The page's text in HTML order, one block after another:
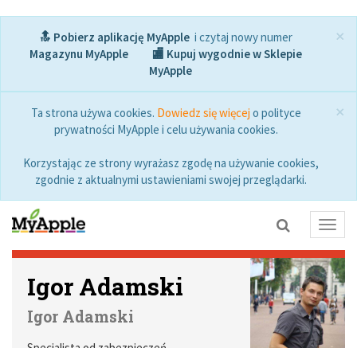
×
🔝 Pobierz aplikację MyApple i czytaj nowy numer
Magazynu MyApple
🏬 Kupuj wygodnie w Sklepie
MyApple
×
Ta strona używa cookies. Dowiedz się więcej o polityce
prywatności MyApple i celu używania cookies.
Korzystając ze strony wyrażasz zgodę na używanie cookies,
zgodnie z aktualnymi ustawieniami swojej przeglądarki.
Igor Adamski
Igor Adamski